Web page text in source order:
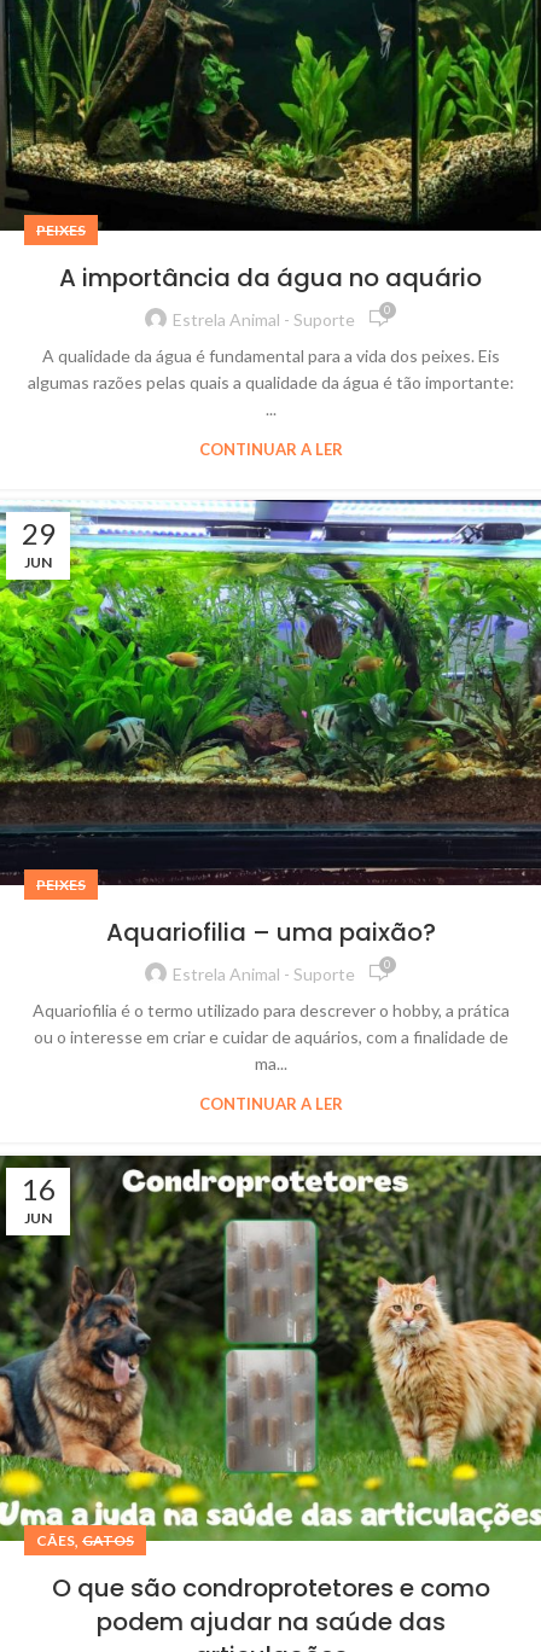
PEIXES
A importância da água no aquário
Estrela Animal - Suporte 0
A qualidade da água é fundamental para a vida dos peixes. Eis
algumas razões pelas quais a qualidade da água é tão importante:
...
CONTINUAR A LER
29
JUN
PEIXES
Aquariofilia – uma paixão?
Estrela Animal - Suporte 0
Aquariofilia é o termo utilizado para descrever o hobby, a prática
ou o interesse em criar e cuidar de aquários, com a finalidade de
ma...
CONTINUAR A LER
16
JUN
CÃES, GATOS
O que são condroprotetores e como
podem ajudar na saúde das